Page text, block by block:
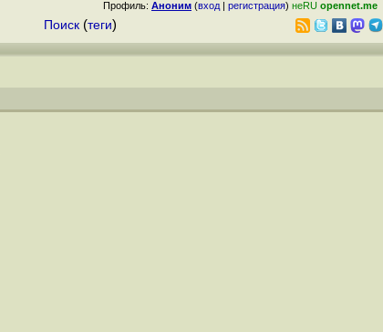
Профиль: Аноним (вход | регистрация) неRU opennet.me
Поиск (теги)